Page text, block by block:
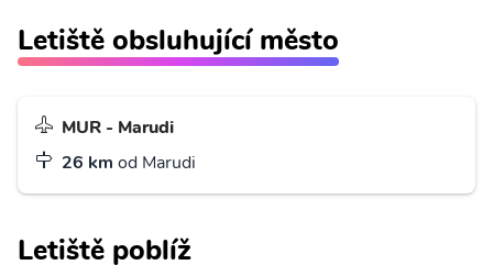
Letiště obsluhující město
MUR - Marudi
26 km od Marudi
Letiště poblíž